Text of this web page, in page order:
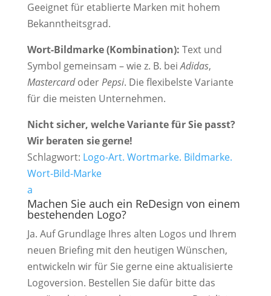
Geeignet für etablierte Marken mit hohem
Bekanntheitsgrad.
Wort-Bildmarke (Kombination): Text und
Symbol gemeinsam – wie z. B. beiAdidas,
MastercardoderPepsi. Die flexibelste Variante
für die meisten Unternehmen.
Nicht sicher, welche Variante für Sie passt?
Wir beraten sie gerne!
Schlagwort: Logo-Art. Wortmarke. Bildmarke.
Wort-Bild-Marke
a
Machen Sie auch ein ReDesign von einem
bestehenden Logo?
Ja. Auf Grundlage Ihres alten Logos und Ihrem
neuen Briefing mit den heutigen Wünschen,
entwickeln wir für Sie gerne eine aktualisierte
Logoversion. Bestellen Sie dafür bitte das